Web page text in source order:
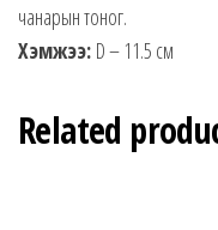
чанарын тоног.
Хэмжээ: D – 11.5 см
Related